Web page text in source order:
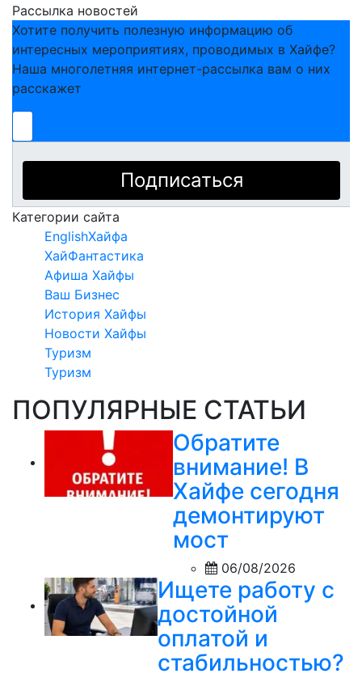
Искать
Рассылка новостей
Хотите получить полезную информацию об
интересных мероприятиях, проводимых в Хайфе?
Наша многолетняя интернет-рассылка вам о них
расскажет
Категории сайта
EnglishХайфа
XайФантастика
Афиша Хайфы
Ваш Бизнес
История Хайфы
Новости Хайфы
Туризм
Туризм
ПОПУЛЯРНЫЕ СТАТЬИ
Обратите
внимание! В
Хайфе сегодня
демонтируют
мост
06/08/2026
Ищете работу с
достойной
оплатой и
стабильностью?